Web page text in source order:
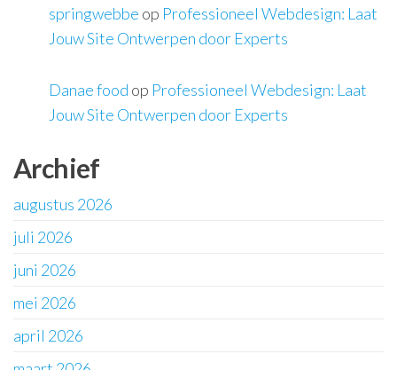
springwebbe op Professioneel Webdesign: Laat
Jouw Site Ontwerpen door Experts
Danae food op Professioneel Webdesign: Laat
Jouw Site Ontwerpen door Experts
Archief
augustus 2026
juli 2026
juni 2026
mei 2026
april 2026